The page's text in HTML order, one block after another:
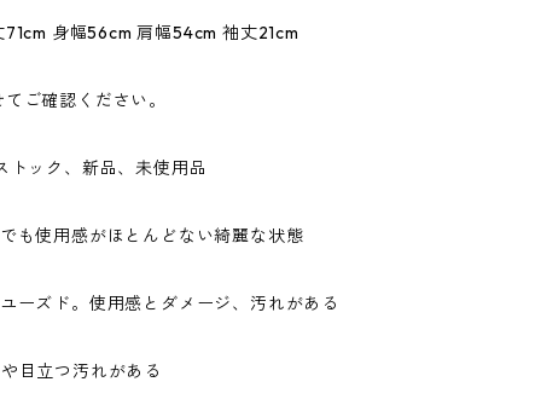
身幅56cm 肩幅54cm 袖丈21cm
ご確認ください。
トック、新品、未使用品
も使用感がほとんどない綺麗な状態
ーズド。使用感とダメージ、汚れがある
目立つ汚れがある